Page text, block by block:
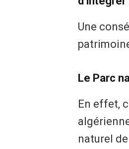
Une
Le Parc
En effet,
naturel